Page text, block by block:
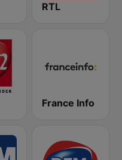
RTL
France Info